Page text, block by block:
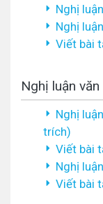
Nghị
Nghị
Viết bài
Nghị luận
Nghị
trích)
Viết bài
Nghị
Viết bài